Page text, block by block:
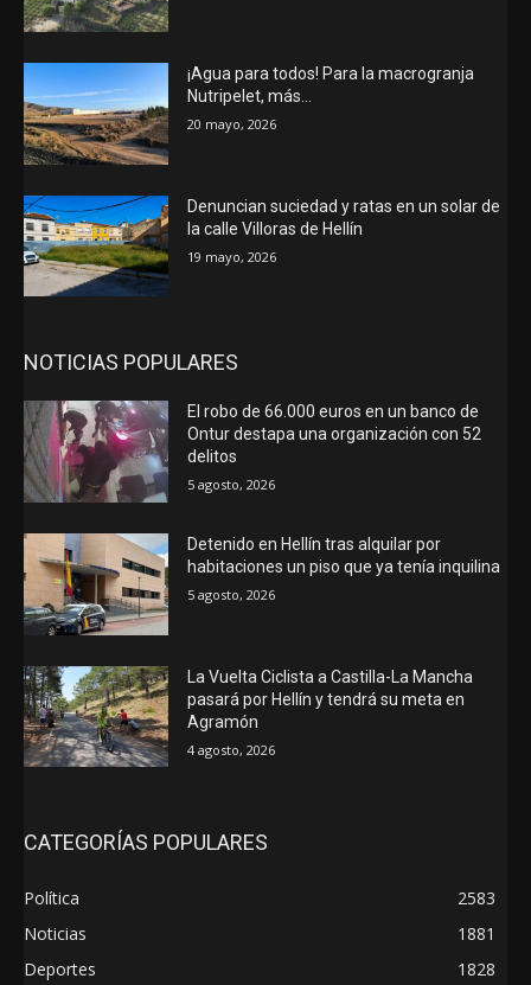
¡Agua para todos! Para la macrogranja
Nutripelet, más…
20 mayo, 2026
Denuncian suciedad y ratas en un solar de
la calle Villoras de Hellín
19 mayo, 2026
NOTICIAS POPULARES
El robo de 66.000 euros en un banco de
Ontur destapa una organización con 52
delitos
5 agosto, 2026
Detenido en Hellín tras alquilar por
habitaciones un piso que ya tenía inquilina
5 agosto, 2026
La Vuelta Ciclista a Castilla-La Mancha
pasará por Hellín y tendrá su meta en
Agramón
4 agosto, 2026
CATEGORÍAS POPULARES
Política
2583
Noticias
1881
Deportes
1828